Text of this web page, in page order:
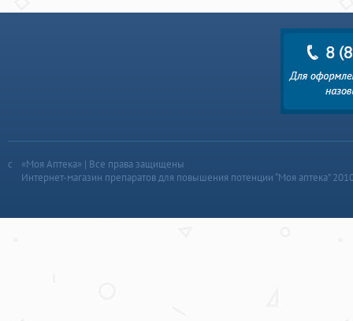
«Моя Аптека» | Все права защищены
Интернет-магазин препаратов для повышения потенции “Моя аптека”